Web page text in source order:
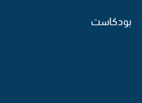
بودكاست